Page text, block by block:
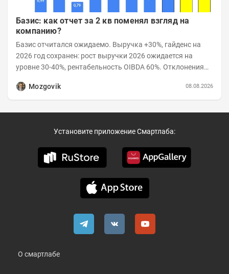
Базис: как отчет за 2 кв поменял взгляд на
компанию?
Базис отчитался ожидаемо. Выручка +30%, гайденс на
2026 год сохранен: рост выручки 2026 ожидается на
уровне 30-40%, рентабельность OIBDA 60%. Отклонения
Mozgovik
08.08.2026
Установите приложение Смартлаба:
О смартлабе